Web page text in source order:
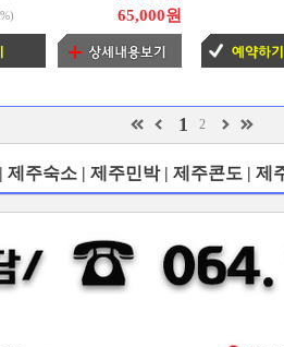
) 65,000원
1 2
주숙소 | 제주민박 | 제주콘도 | 제